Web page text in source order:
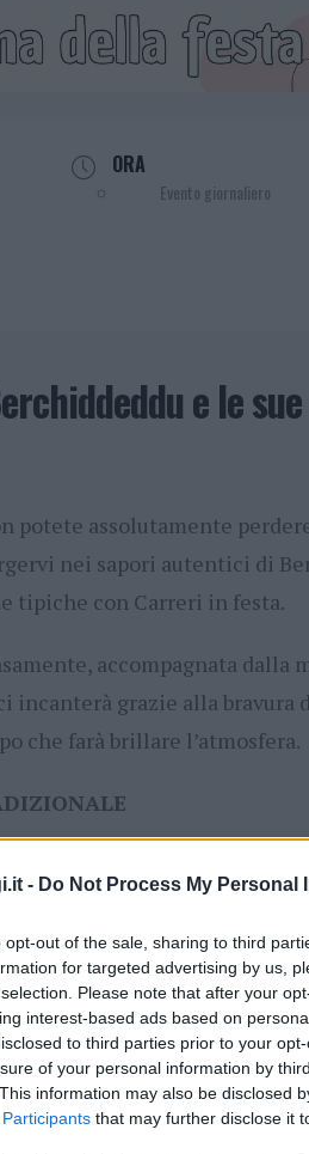
- Do Not Process My Personal
opt-out of the sale, sharing to third
for targeted advertising by us,
Please note that after your
interest-based ads based on
to third parties prior to your
of your personal information by
information may also be disclosed
that may further disclose it
ORA
Evento giornaliero
e le sue
potete assolutamente
nei sapori autentici di
tipiche con Carreri in festa.
accompagnata dalla
incanterà grazie alla bravura
che farà brillare l’atmosfera.
momento che verrà
portato alla riscoperta e alla
e propri simboli della
folk “Valle di Olevà”